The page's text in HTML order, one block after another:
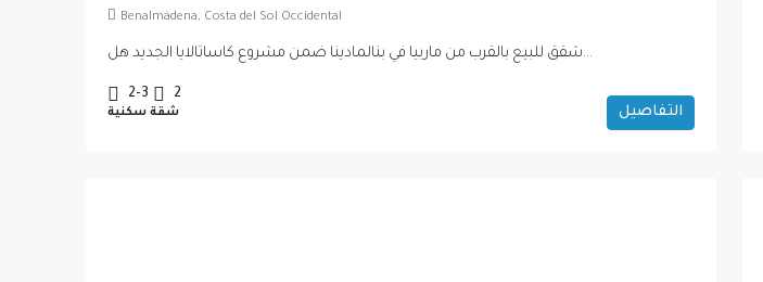
Benalmádena, Costa del Sol Occidental
شقق للبيع بالقرب من ماربيا في بنالمادينا ضمن مشروع كاساتالايا الجديد هل...
2-3 2
شقة سكنية التفاصيل